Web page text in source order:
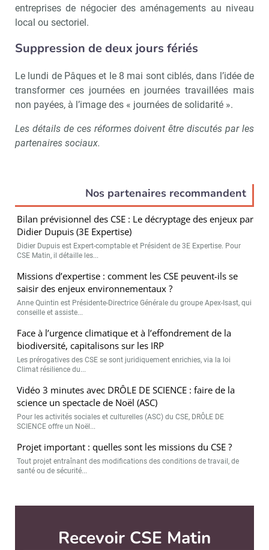
entreprises de négocier des aménagements au niveau
local ou sectoriel.
Suppression de deux jours fériés
Le lundi de Pâques et le 8 mai sont ciblés, dans l’idée de
transformer ces journées en journées travaillées mais
non payées, à l’image des « journées de solidarité ».
Les détails de ces réformes doivent être discutés par les
partenaires sociaux.
Nos partenaires recommandent
Bilan prévisionnel des CSE : Le décryptage des enjeux par
Didier Dupuis (3E Expertise)
Didier Dupuis est Expert-comptable et Président de 3E Expertise. Pour
CSE Matin, il détaille les...
Missions d’expertise : comment les CSE peuvent-ils se
saisir des enjeux environnementaux ?
Anne Quintin est Présidente-Directrice Générale du groupe Apex-Isast, qui
conseille et assiste...
Face à l’urgence climatique et à l’effondrement de la
biodiversité, capitalisons sur les IRP
Les prérogatives des CSE se sont juridiquement enrichies, via la loi
Climat résilience du...
Vidéo 3 minutes avec DRÔLE DE SCIENCE : faire de la
science un spectacle de Noël (ASC)
Pour les activités sociales et culturelles (ASC) du CSE, DRÔLE DE
SCIENCE offre un Noël...
Projet important : quelles sont les missions du CSE ?
Tout projet entraînant des modifications des conditions de travail, de
santé ou de sécurité...
Recevoir CSE Matin